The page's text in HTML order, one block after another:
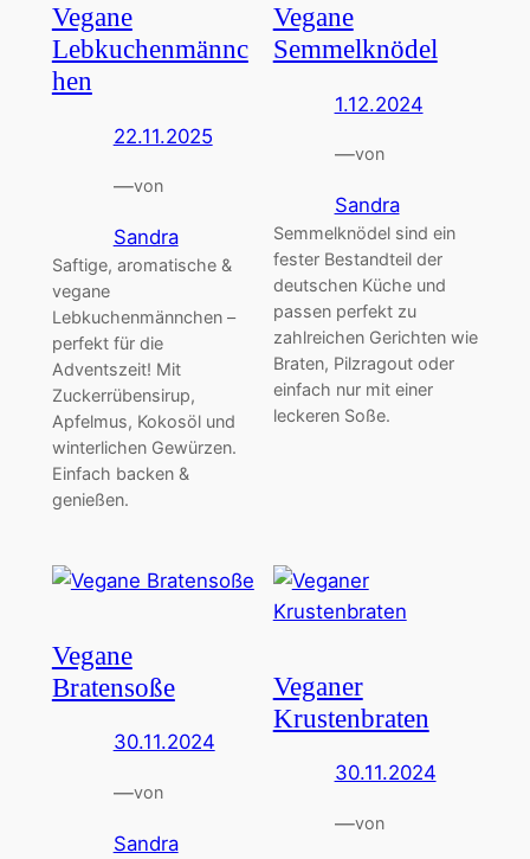
Vegane
Lebkuchenmännc
hen
22.11.2025
—von
Sandra
Saftige, aromatische &
vegane
Lebkuchenmännchen –
perfekt für die
Adventszeit! Mit
Zuckerrübensirup,
Apfelmus, Kokosöl und
winterlichen Gewürzen.
Einfach backen &
genießen.
Vegane
Semmelknödel
1.12.2024
—von
Sandra
Semmelknödel sind ein
fester Bestandteil der
deutschen Küche und
passen perfekt zu
zahlreichen Gerichten wie
Braten, Pilzragout oder
einfach nur mit einer
leckeren Soße.
Vegane
Bratensoße
30.11.2024
—von
Sandra
Veganer
Krustenbraten
30.11.2024
—von